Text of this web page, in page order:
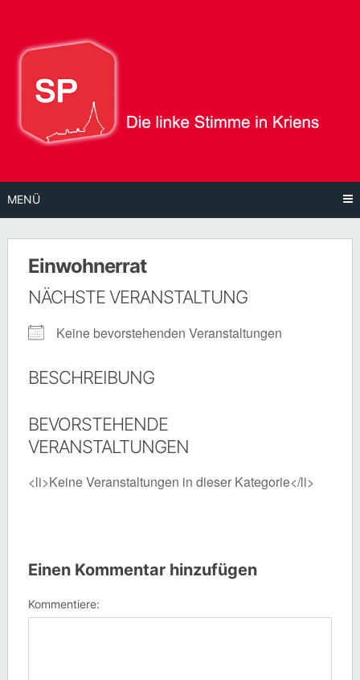
Inhalt
MENÜ
Einwohnerrat
NÄCHSTE VERANSTALTUNG
Keine bevorstehenden Veranstaltungen
BESCHREIBUNG
BEVORSTEHENDE
VERANSTALTUNGEN
<li>Keine Veranstaltungen in dieser Kategorie</li>
Einen Kommentar hinzufügen
Kommentiere: